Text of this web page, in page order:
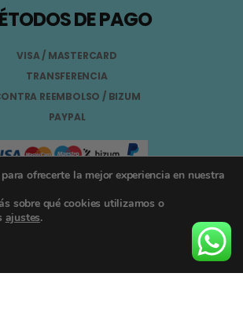
DE PAGO
VISA / MASTERCARD
TRANSFERENCIA
REEMBOLSO / BIZUM
PAYPAL
Aviso Legal
Política de Privacidad
ofrecerte la mejor experiencia en nuestra
sobre qué cookies utilizamos o
ajustes.